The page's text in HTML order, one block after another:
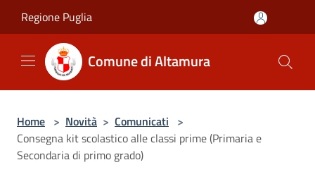
Regione Puglia
Comune di Altamura
Home > Novità > Comunicati >
Consegna kit scolastico alle classi prime (Primaria e
Secondaria di primo grado)